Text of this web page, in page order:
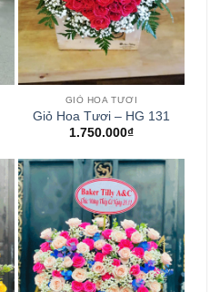
GIỎ HOA TƯƠI
Giỏ Hoa Tươi – HG 131
1.750.000₫